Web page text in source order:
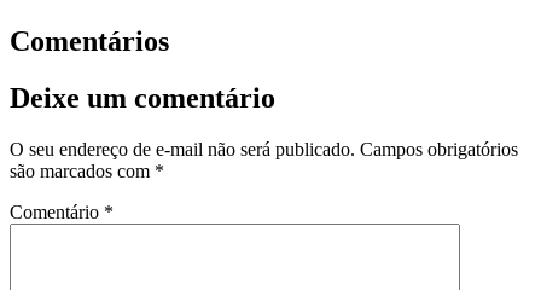
Comentários
Deixe um comentário
O seu endereço de e-mail não será publicado. Campos obrigatórios
são marcados com *
Comentário *